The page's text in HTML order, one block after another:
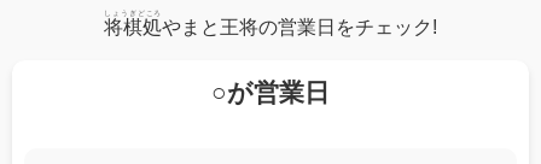
将棋処
しょうぎどころ
やまと王将の営業日をチェック!
○が営業日